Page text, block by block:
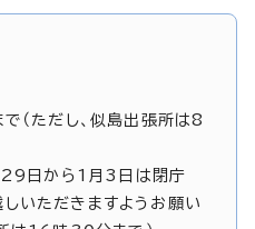
ただし、似島出張所は8
29日から1月3日は閉庁
いただきますようお願い